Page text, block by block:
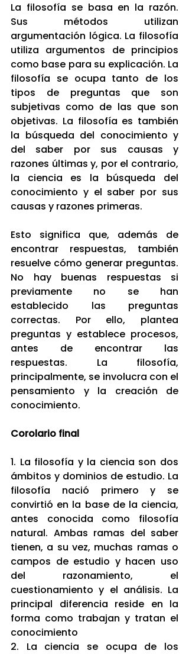
La filosofía se basa en la razón.
Sus métodos utilizan
argumentación lógica. La filosofía
utiliza argumentos de principios
como base para su explicación. La
filosofía se ocupa tanto de los
tipos de preguntas que son
subjetivas como de las que son
objetivas. La filosofía es también
la búsqueda del conocimiento y
del saber por sus causas y
razones últimas y, por el contrario,
la ciencia es la búsqueda del
conocimiento y el saber por sus
causas y razones primeras.
Esto significa que, además de
encontrar respuestas, también
resuelve cómo generar preguntas.
No hay buenas respuestas si
previamente no se han
establecido las preguntas
correctas. Por ello, plantea
preguntas y establece procesos,
antes de encontrar las
respuestas. La filosofía,
principalmente, se involucra con el
pensamiento y la creación de
conocimiento.
Corolario final
1. La filosofía y la ciencia son dos
ámbitos y dominios de estudio. La
filosofía nació primero y se
convirtió en la base de la ciencia,
antes conocida como filosofía
natural. Ambas ramas del saber
tienen, a su vez, muchas ramas o
campos de estudio y hacen uso
del razonamiento, el
cuestionamiento y el análisis. La
principal diferencia reside en la
forma como trabajan y tratan el
conocimiento
2. La ciencia se ocupa de los